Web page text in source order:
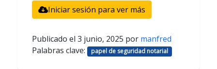
Iniciar sesión para ver más
Publicado el 3 junio, 2025 por manfred
Palabras clave:
papel de seguridad notarial